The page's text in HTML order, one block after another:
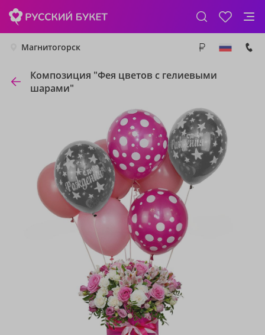
Магнитогорск
Композиция "Фея цветов с гелиевыми
шарами"